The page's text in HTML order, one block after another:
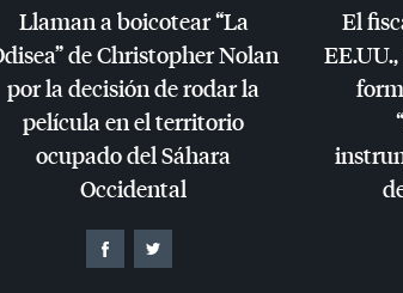
Llaman a boicotear “La
de Christopher Nolan
por la decisión de rodar la
película en el territorio
ocupado del Sáhara
Occidental
El